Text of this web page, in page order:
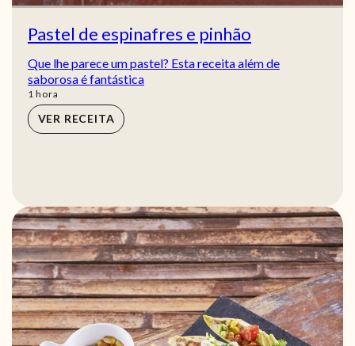
Pastel de espinafres e pinhão
Que lhe parece um pastel? Esta receita além de
saborosa é fantástica
1 hora
hora
VER RECEITA